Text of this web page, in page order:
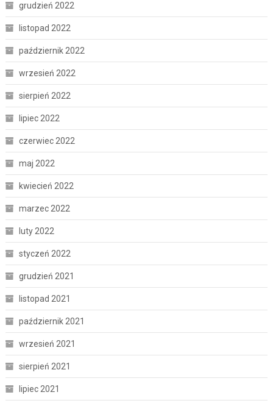
grudzień 2022
listopad 2022
październik 2022
wrzesień 2022
sierpień 2022
lipiec 2022
czerwiec 2022
maj 2022
kwiecień 2022
marzec 2022
luty 2022
styczeń 2022
grudzień 2021
listopad 2021
październik 2021
wrzesień 2021
sierpień 2021
lipiec 2021